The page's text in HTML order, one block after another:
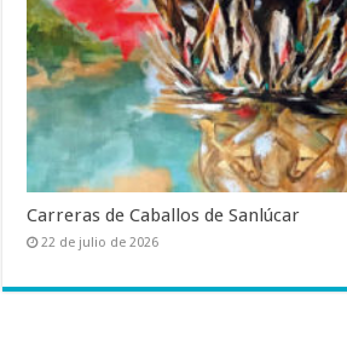
Carreras de Caballos de Sanlúcar
22 de julio de 2026